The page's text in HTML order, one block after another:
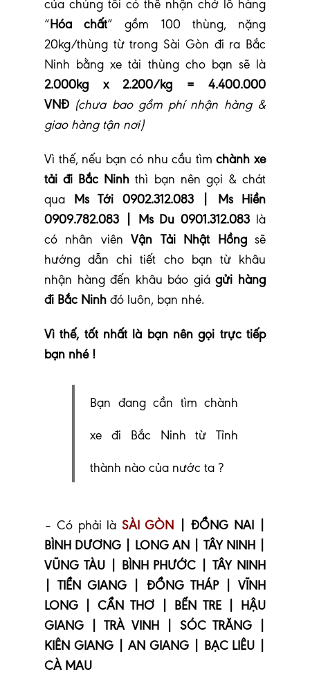
của chúng tôi có thể nhận chở lô hàng
“Hóa chất” gồm 100 thùng, nặng
20kg/thùng từ trong Sài Gòn đi ra Bắc
Ninh bằng xe tải thùng cho bạn sẽ là
2.000kg x 2.200/kg = 4.400.000
VNĐ (chưa bao gồm phí nhận hàng &
giao hàng tận nơi)
Vì thế, nếu bạn có nhu cầu tìmchành xe
tải đi Bắc Ninh thì bạn nên gọi & chát
qua
Ms Tới 0902.312.083 | Ms Hiền
0909.782.083 | Ms Du 0901.312.083
là
có nhân viênVận Tải Nhật Hồngsẽ
hướng dẫn chi tiết cho bạn từ khâu
nhận hàng đến khâu báo giágửi hàng
đi Bắc Ninh đó luôn, bạn nhé.
Vì thế, tốt nhất là bạn nên gọi trực tiếp
bạn nhé!
Bạn đang cần tìm chành
xe đi Bắc Ninh từ Tỉnh
thành nào của nước ta ?
– Có phải là SÀI GÒN
| ĐỒNG NAI |
BÌNH DƯƠNG | LONG AN | TÂY NINH |
VŨNG TÀU | BÌNH PHƯỚC | TÂY NINH
| TIỀN GIANG | ĐỒNG THÁP | VĨNH
LONG | CẦN THƠ | BẾN TRE | HẬU
GIANG | TRÀ VINH | SÓC TRĂNG |
KIÊN GIANG | AN GIANG | BẠC LIÊU |
CÀ MAU